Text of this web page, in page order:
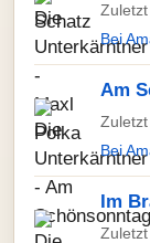
Bei
Am
Bei
Im